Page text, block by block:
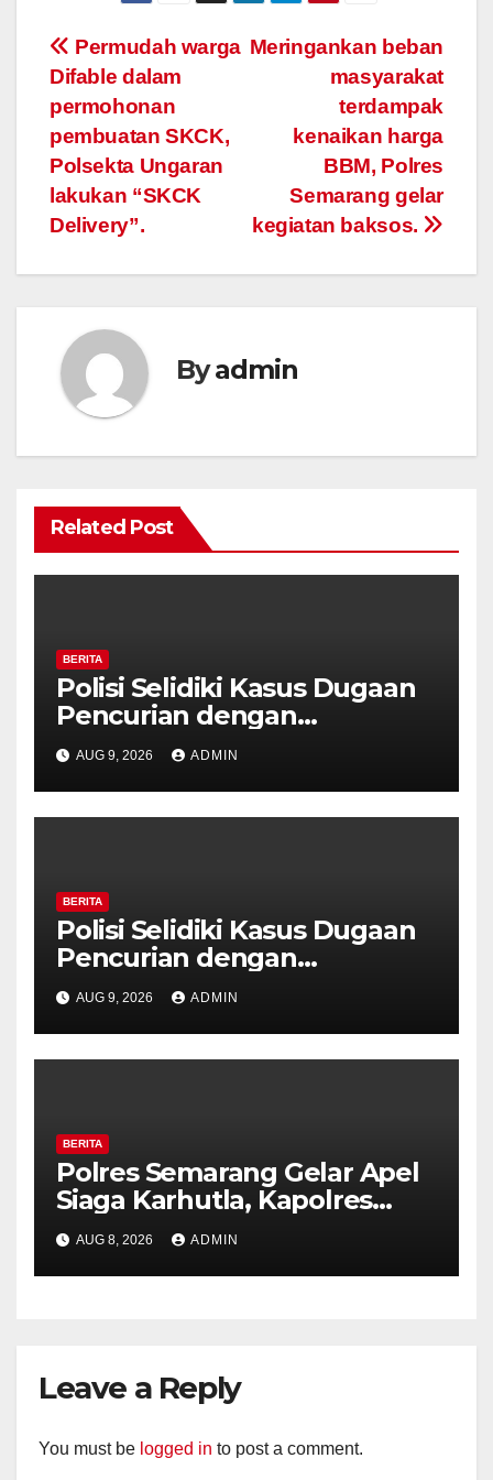
Post
navigation
Meringankan beban
masyarakat
terdampak
kenaikan harga
BBM, Polres
Semarang gelar
kegiatan baksos.
Permudah warga
Difable dalam
permohonan
pembuatan SKCK,
Polsekta Ungaran
lakukan “SKCK
Delivery”.
Byadmin
Related Post
BERITA
Polisi Selidiki Kasus Dugaan
Pencurian dengan
Kekerasan di Counter HP
Royal Phone Ambarawa.
AUG 9, 2026 ADMIN
BERITA
Polisi Selidiki Kasus Dugaan
Pencurian dengan
Kekerasan di Counter HP
Royal Phone Ambarawa.
AUG 9, 2026 ADMIN
BERITA
Polres Semarang Gelar Apel
Siaga Karhutla, Kapolres
Tekankan Sinergi dan
Kesiapsiagaan Hadapi Musim
Kemarau.
AUG 8, 2026 ADMIN
Leave a Reply
You must be logged in to post a comment.